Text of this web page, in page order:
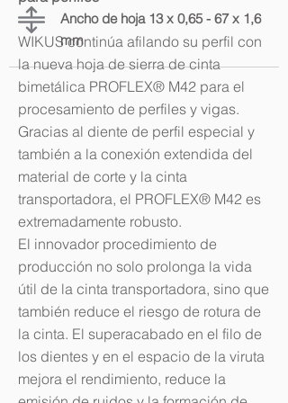
WIKUS continúa afilando su perfil con
la nueva hoja de sierra de cinta
bimetálica PROFLEX® M42 para el
procesamiento de perfiles y vigas.
Gracias al diente de perfil especial y
también a la conexión extendida del
material de corte y la cinta
transportadora, el PROFLEX® M42 es
extremadamente robusto.
El innovador procedimiento de
producción no solo prolonga la vida
útil de la cinta transportadora, sino que
también reduce el riesgo de rotura de
la cinta. El superacabado en el filo de
los dientes y en el espacio de la viruta
mejora el rendimiento, reduce la
Ancho de hoja 13 x 0,65 - 67 x 1,6
mm